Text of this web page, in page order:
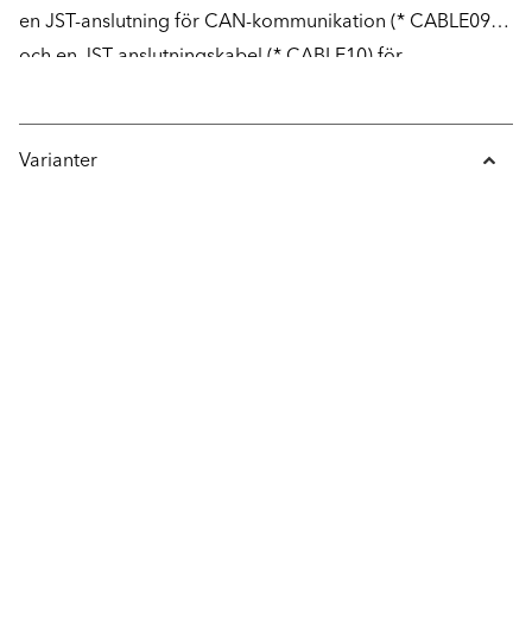
en JST-anslutning för CAN-kommunikation (* CABLE09)
och en JST-anslutningskabel (* CABLE10) för
Varianter